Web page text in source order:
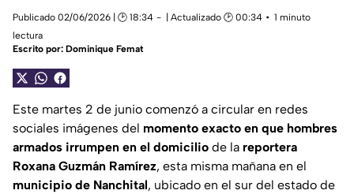
Publicado 02/06/2026 | 🕑 18:34 | Actualizado 🕑 00:34
1 minuto
lectura
Escrito por: Dominique Femat
Este martes 2 de junio comenzó a circular en redes
sociales imágenes del momento exacto en que hombres
armados irrumpen en el domicilio de la reportera
Roxana Guzmán Ramírez, esta misma mañana en el
municipio de Nanchital, ubicado en el sur del estado de